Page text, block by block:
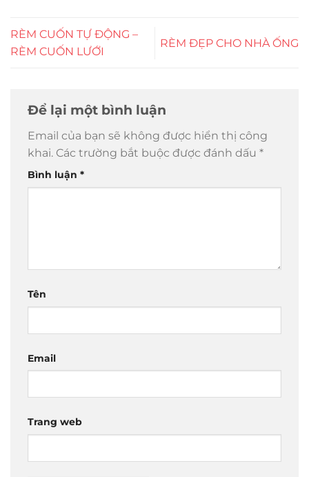
RÈM CUỐN TỰ ĐỘNG –
RÈM CUỐN LƯỚI
RÈM ĐẸP CHO NHÀ ỐNG
Để lại một bình luận
Email của bạn sẽ không được hiển thị công
khai. Các trường bắt buộc được đánh dấu *
Bình luận *
Tên
Email
Trang web